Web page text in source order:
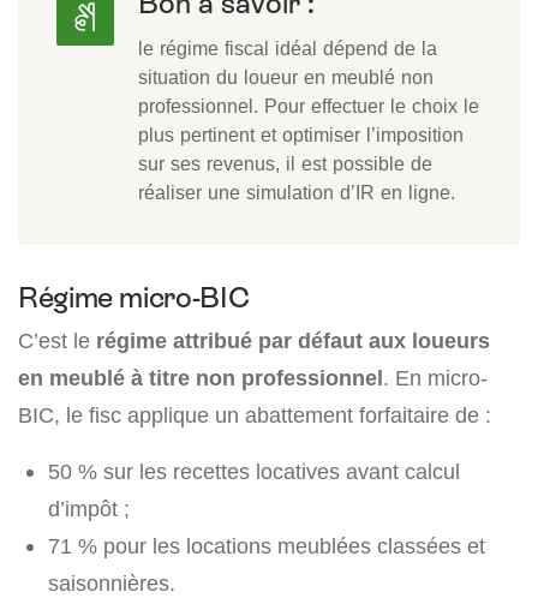
le régime fiscal idéal dépend de la
situation du loueur en meublé non
professionnel. Pour effectuer le choix le
plus pertinent et optimiser l’imposition
sur ses revenus, il est possible de
réaliser une simulation d’IR en ligne.
Régime micro-BIC
C’est le régime attribué par défaut aux loueurs
en meublé à titre non professionnel. En micro-
BIC, le fisc applique un abattement forfaitaire de :
50 % sur les recettes locatives avant calcul
d’impôt ;
71 % pour les locations meublées classées et
saisonnières.